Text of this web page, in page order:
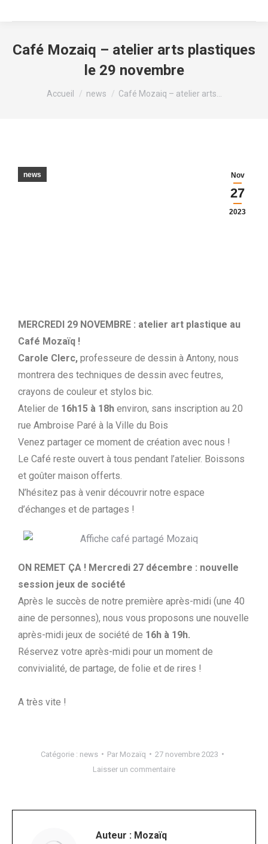
Café Mozaiq – atelier arts plastiques
le 29 novembre
Vous êtes ici :
Accueil news Café Mozaiq – atelier arts…
Nov
27
2023
news
MERCREDI 29 NOVEMBRE : atelier art plastique au
Café Mozaïq !
Carole Clerc, professeure de dessin à Antony, nous
montrera des techniques de dessin avec feutres,
crayons de couleur et stylos bic.
Atelier de 16h15 à 18h environ, sans inscription au 20
rue Ambroise Paré à la Ville du Bois
Venez partager ce moment de création avec nous !
Le Café reste ouvert à tous pendant l’atelier. Boissons
et goûter maison offerts.
N’hésitez pas à venir découvrir notre espace
d’échanges et de partages !
ON REMET ÇA ! Mercredi 27 décembre : nouvelle
session jeux de société
Après le succès de notre première après-midi (une 40
aine de personnes), nous vous proposons une nouvelle
après-midi jeux de société de 16h à 19h.
Réservez votre après-midi pour un moment de
convivialité, de partage, de folie et de rires !
A très vite !
Catégorie : news Par Mozaïq
27 novembre 2023
Laisser un commentaire
Auteur : Mozaïq